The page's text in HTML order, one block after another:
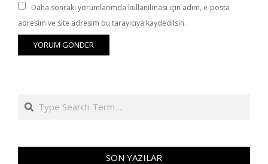
Daha sonraki yorumlarımda kullanılması için adım, e-posta
adresim ve site adresim bu tarayıcıya kaydedilsin.
Search
SON YAZILAR